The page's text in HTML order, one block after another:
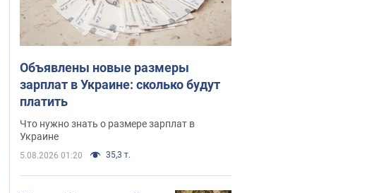
Объявлены новые размеры
зарплат в Украине: сколько будут
платить
Что нужно знать о размере зарплат в
Украине
5.08.2026 01:20 35,3 т.